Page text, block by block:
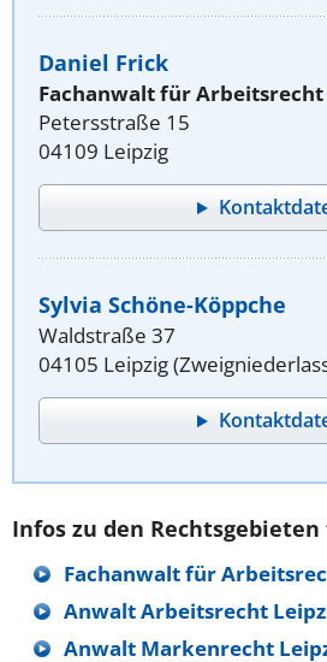
Daniel Frick
Fachanwalt für Arbeitsrecht
Petersstraße 15
04109 Leipzig
Sylvia Schöne-Köppche
Waldstraße 37
04105 Leipzig
Infos zu den
Fachanwalt für
Anwalt Arbeitsrecht
Anwalt Markenrecht